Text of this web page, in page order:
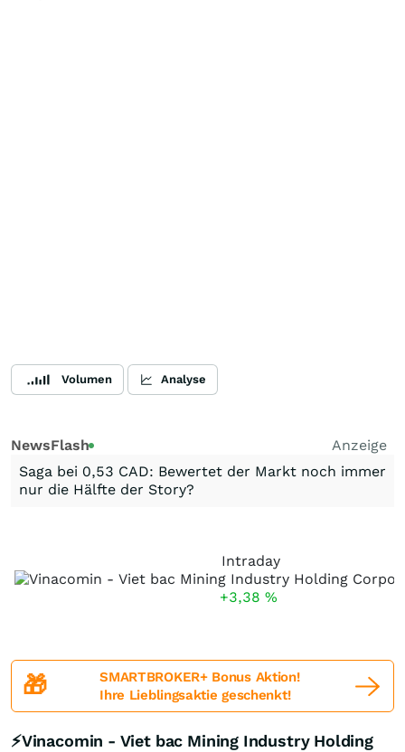
Volumen Analyse
NewsFlash
Anzeige
Saga bei 0,53 CAD: Bewertet der Markt noch immer
nur die Hälfte der Story?
Intraday
+3,38 %
🎁
SMARTBROKER+ Bonus Aktion!
Ihre Lieblingsaktie geschenkt!
⚡Vinacomin - Viet bac Mining Industry Holding